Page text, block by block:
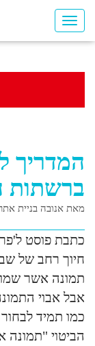
המדריך
ברשתות
מאת אנובה בניית
כתבת פוסט
חיוך רחב של
תמונה אשר
אבל אבוי
כמו תמיד
הביטוי